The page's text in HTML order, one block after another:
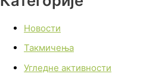
Новости
Такмичења
Угледне активности